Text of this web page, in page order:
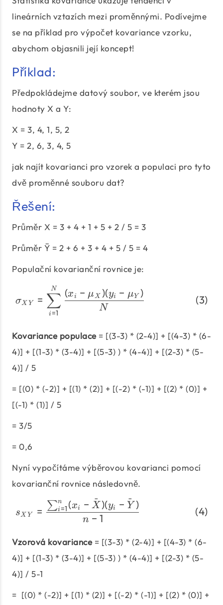
lineárních vztazích mezi proměnnými. Podívejme
se na příklad pro výpočet kovariance vzorku,
abychom objasnili její koncept!
Příklad:
Předpokládejme datový soubor, ve kterém jsou
hodnoty X a Y:
X = 3, 4, 1, 5, 2
Y = 2, 6, 3, 4, 5
jak najít kovarianci pro vzorek a populaci pro tyto
dvě proměnné souboru dat?
Řešení:
Průměr X = 3 + 4 + 1 + 5 + 2 / 5 = 3
Průměr Ȳ = 2 + 6 + 3 + 4 + 5 / 5 = 4
Populační kovarianční rovnice je:
\begin{align}
σX Y =
i=1
∑
N
N
(xi − μX )(yi − μY )
Kovariance populace= [(3-3) * (2-4)] + [(4-3) * (6-
4)] + [(1-3) * (3-4)] + [(5-3) ) * (4-4)] + [(2-3) * (5-
4)] / 5
= [(0) * (-2)] + [(1) * (2)] + [(-2) * (-1)] + [(2) * (0)] +
[(-1) * (1)] / 5
= 3/5
= 0,6
Nyní vypočítáme výběrovou kovarianci pomocí
kovarianční rovnice následovně.
\begin{align} s_{XY}
sX Y =
n − 1
∑i=1
n (xi − X
ˉ )(yi − Y
ˉ )
Vzorová kovariance = [(3-3) * (2-4)] + [(4-3) * (6-
4)] + [(1-3) * (3-4)] + [(5-3) ) * (4-4)] + [(2-3) * (5-
4)] / 5-1
= [(0) * (-2)] + [(1) * (2)] + [(-2) * (-1)] + [(2) * (0)] +